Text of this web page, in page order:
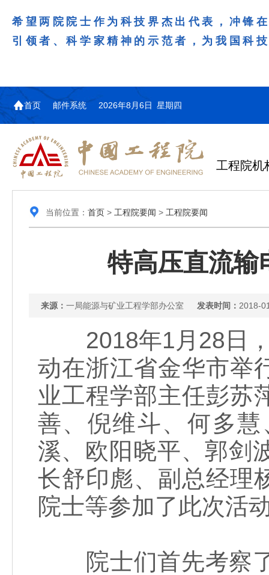
希望两院院士作为科技界杰出代表，冲锋
引领者、科学家精神的示范者，为我国科
首页 邮件系统 2026年8月6日 星期四
工程院机
当前位置： 首页> 工程院要闻 > 工程院要闻
特高压直流输
来源： 一局能源与矿业工程学部办公室 发表时间： 2018-
2018年1月28日，
动在浙江省金华市举
业工程学部主任彭苏
善、倪维斗、何多
溪、欧阳晓平、郭剑
长舒印彪、副总经理
院士等参加了此次活
院士们首先考察了